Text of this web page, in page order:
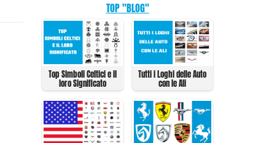
TOP "BLOG"
Top Simboli Celtici e il
loro Significato
Tutti i Loghi delle Auto
con le Ali